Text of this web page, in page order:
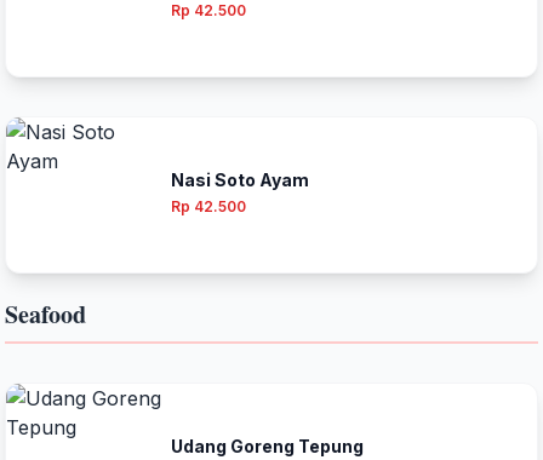
Rp 42.500
Nasi Soto Ayam
Rp 42.500
Seafood
Udang Goreng Tepung